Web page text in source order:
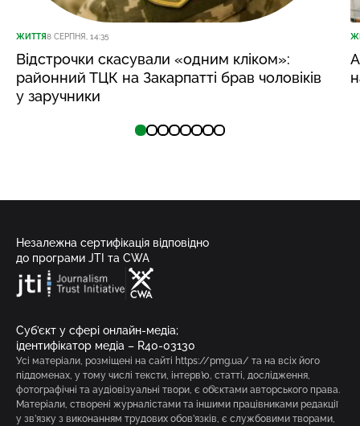
ЖИТТЯ8 СЕРПНЯ, 14:35
Відстрочки скасували «одним кліком»:
районний ТЦК на Закарпатті брав чоловіків
у заручники
Незалежна сертифікація відповідно
до програми JTI та CWA
Суб’єкт у сфері онлайн-медіа;
ідентифікатор медіа – R40-03130
Усі матеріали, розміщені на сайті https://pmg.ua/ та на всіх його
піддоменах, у тому числі тексти, інтерв’ю, статті, дослідження,
фотографічні та аудіовізуальні твори, є об’єктами авторського права.
Матеріали, створені журналістами та іншими працівниками редакції
у зв’язку з виконанням трудових обов’язків, є службовими творами,